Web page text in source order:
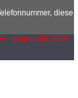
diese
– gegründet 2014